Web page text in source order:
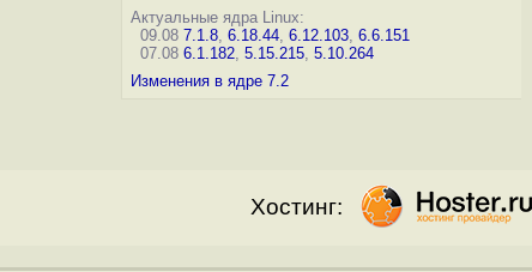
Актуальные ядра Linux:
09.08 7.1.8, 6.18.44, 6.12.103, 6.6.151
07.08 6.1.182, 5.15.215, 5.10.264
Изменения в ядре 7.2
Хостинг: